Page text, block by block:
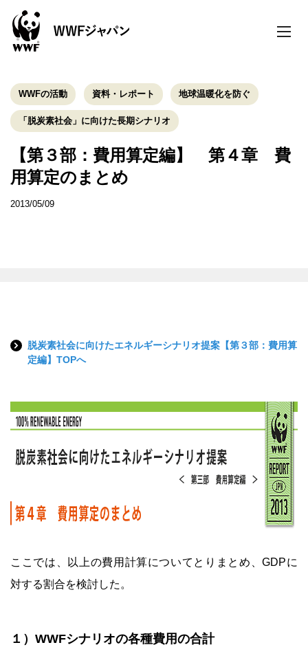
toggle
WWFの活動 資料・レポート 地球温暖化を防ぐ
「脱炭素社会」に向けた長期シナリオ
【第３部：費用算定編】 第４章 費
用算定のまとめ
2013/05/09
脱炭素社会に向けたエネルギーシナリオ提案【第３部：費用算
定編】TOPへ
ここでは、以上の費用計算についてとりまとめ、GDPに
対する割合を検討した。
１）WWFシナリオの各種費用の合計